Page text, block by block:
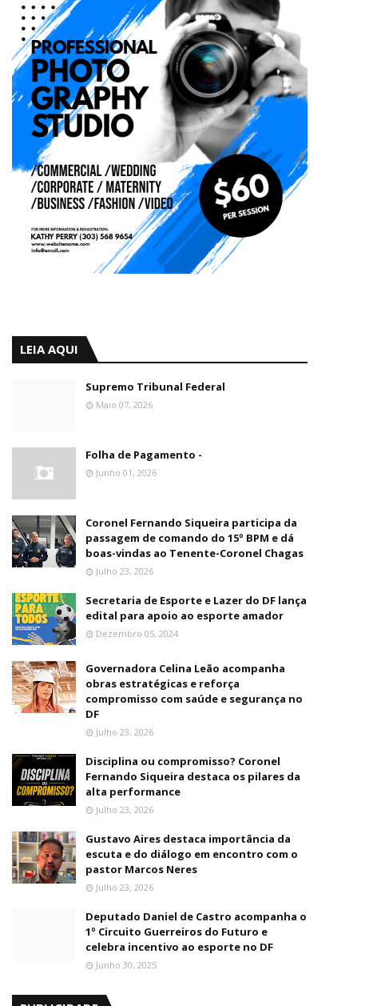
LEIA AQUI
Supremo Tribunal Federal
Maio 07, 2026
Folha de Pagamento -
Junho 01, 2026
Coronel Fernando Siqueira participa da
passagem de comando do 15º BPM e dá
boas-vindas ao Tenente-Coronel Chagas
Julho 23, 2026
Secretaria de Esporte e Lazer do DF lança
edital para apoio ao esporte amador
Dezembro 05, 2024
Governadora Celina Leão acompanha
obras estratégicas e reforça
compromisso com saúde e segurança no
DF
Julho 23, 2026
Disciplina ou compromisso? Coronel
Fernando Siqueira destaca os pilares da
alta performance
Julho 23, 2026
Gustavo Aires destaca importância da
escuta e do diálogo em encontro com o
pastor Marcos Neres
Julho 23, 2026
Deputado Daniel de Castro acompanha o
1º Circuito Guerreiros do Futuro e
celebra incentivo ao esporte no DF
Junho 30, 2025